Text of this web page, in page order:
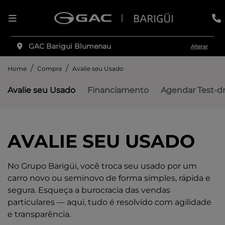
GAC Barigui Blumenau Alterar
Home Compra Avalie seu Usado
Financiamento
Avalie seu Usado Agendar Test-
AVALIE SEU USADO
No Grupo Barigüi, você troca seu usado por um
carro novo ou seminovo de forma simples, rápida e
segura. Esqueça a burocracia das vendas
particulares — aqui, tudo é resolvido com agilidade
e transparência.